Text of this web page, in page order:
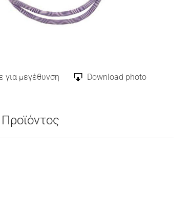
για μεγέθυνση Download photo